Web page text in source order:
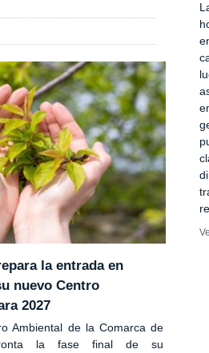
la entrada en
nuevo Centro
2027
Ambiental de la Comarca de
la fase final de su